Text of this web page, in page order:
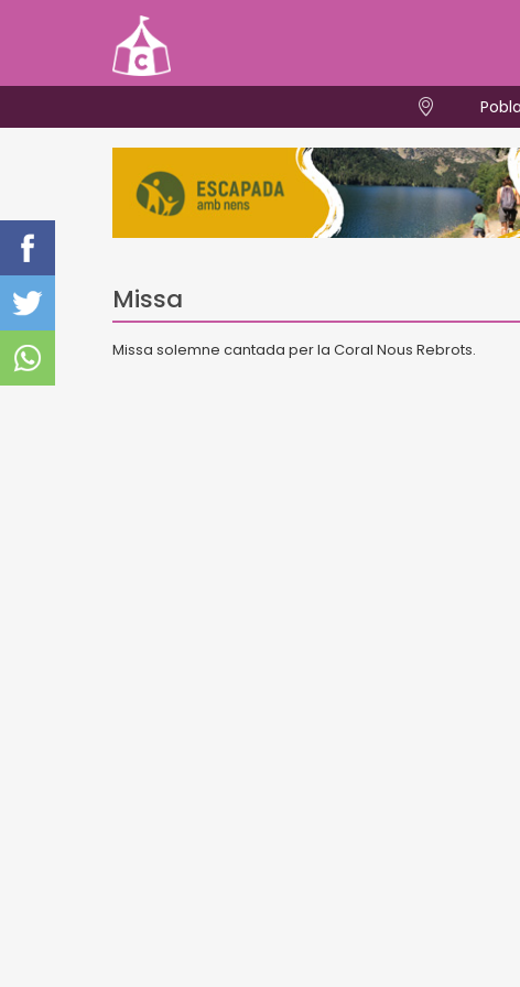
Missa
Missa solemne cantada per la Coral Nous Rebrots.